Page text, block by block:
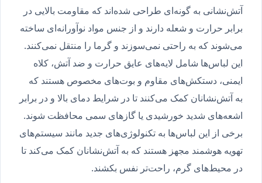
آتش‌نشانی به گونه‌ای طراحی شده‌اند که مقاومت بالایی در
برابر حرارت و شعله دارند و از جنس مواد نوآورانه‌ای ساخته
می‌شوند که به راحتی نمی‌سوزند و گرما را منتقل نمی‌کنند.
این لباس‌ها شامل لایه‌های عایق حرارت و ضد آتش، کلاه
ایمنی، دستکش‌های مقاوم و بوت‌های مخصوص هستند که
به آتش‌نشانان کمک می‌کنند تا در شرایط دمای بالا و در برابر
اشعه‌های شدید خورشیدی یا گازهای سمی محافظت شوند.
برخی از این لباس‌ها به تکنولوژی‌های جدید مانند سیستم‌های
تهویه هوشمند مجهز هستند که به آتش‌نشانان کمک می‌کند تا
در محیط‌های گرم، راحت‌تر نفس بکشند.